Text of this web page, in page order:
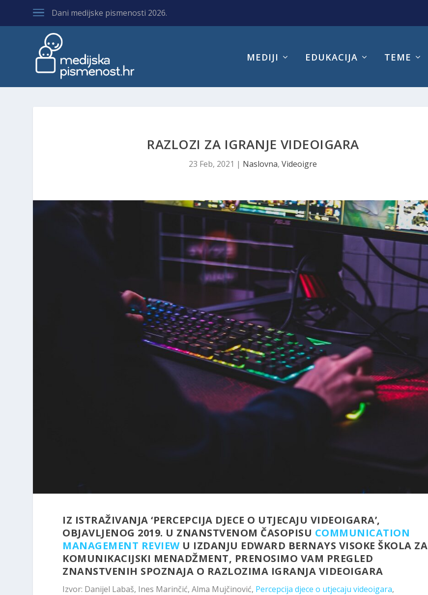
Dani medijske pismenosti 2026.
MEDIJI EDUKACIJA TEME
RAZLOZI ZA IGRANJE VIDEOIGARA
23 Feb, 2021 | Naslovna,Videoigre
IZ ISTRAŽIVANJA ‘PERCEPCIJA DJECE O UTJECAJU VIDEOIGARA’,
OBJAVLJENOG 2019. U ZNANSTVENOM ČASOPISU COMMUNICATION
MANAGEMENT REVIEWU IZDANJU EDWARD BERNAYS VISOKE ŠKOLA ZA
KOMUNIKACIJSKI MENADŽMENT, PRENOSIMO VAM PREGLED
ZNANSTVENIH SPOZNAJA O RAZLOZIMA IGRANJA VIDEOIGARA
Izvor: Danijel Labaš, Ines Marinčić, Alma Mujčinović, Percepcija djece o utjecaju videoigara,